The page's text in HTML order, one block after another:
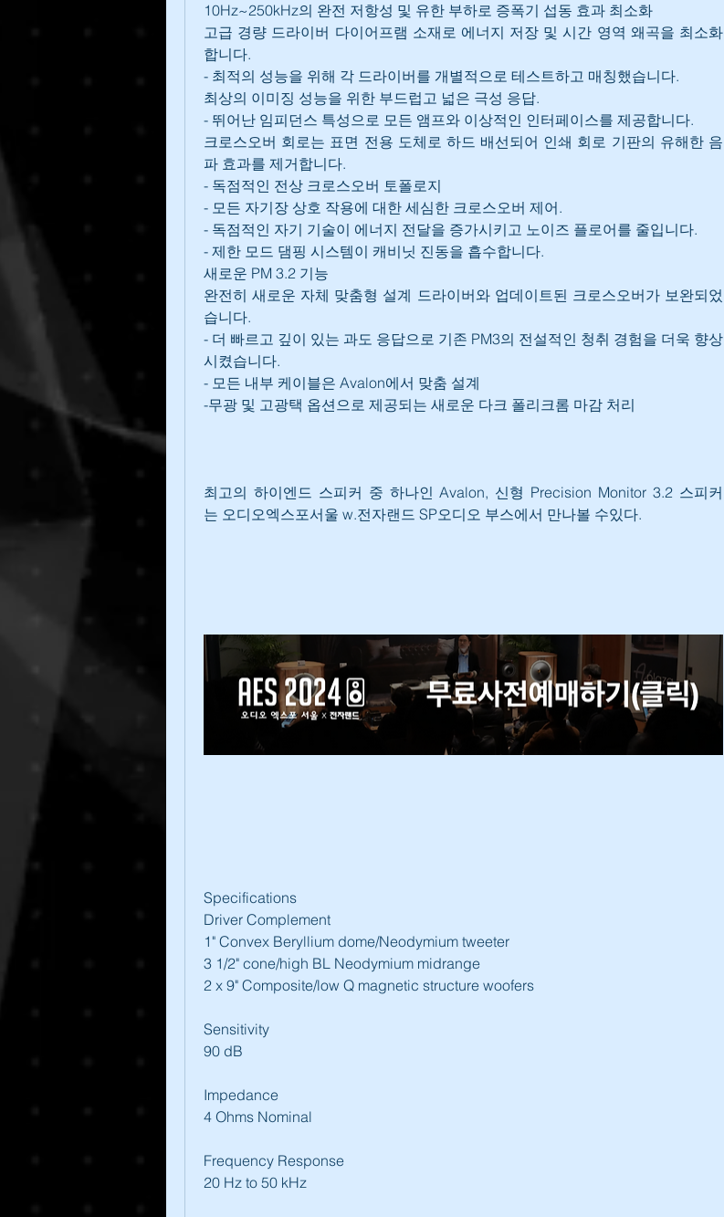
10Hz~250kHz의 완전 저항성 및 유한 부하로 증폭기 섭동 효과 최소화
고급 경량 드라이버 다이어프램 소재로 에너지 저장 및 시간 영역 왜곡을 최소화
합니다.
- 최적의 성능을 위해 각 드라이버를 개별적으로 테스트하고 매칭했습니다.
최상의 이미징 성능을 위한 부드럽고 넓은 극성 응답.
- 뛰어난 임피던스 특성으로 모든 앰프와 이상적인 인터페이스를 제공합니다.
크로스오버 회로는 표면 전용 도체로 하드 배선되어 인쇄 회로 기판의 유해한 음
파 효과를 제거합니다.
- 독점적인 전상 크로스오버 토폴로지
- 모든 자기장 상호 작용에 대한 세심한 크로스오버 제어.
- 독점적인 자기 기술이 에너지 전달을 증가시키고 노이즈 플로어를 줄입니다.
- 제한 모드 댐핑 시스템이 캐비닛 진동을 흡수합니다.
새로운 PM 3.2 기능
완전히 새로운 자체 맞춤형 설계 드라이버와 업데이트된 크로스오버가 보완되었
습니다.
- 더 빠르고 깊이 있는 과도 응답으로 기존 PM3의 전설적인 청취 경험을 더욱 향상
시켰습니다.
- 모든 내부 케이블은 Avalon에서 맞춤 설계
-무광 및 고광택 옵션으로 제공되는 새로운 다크 폴리크롬 마감 처리
최고의 하이엔드 스피커 중 하나인 Avalon, 신형 Precision Monitor 3.2 스피커
는 오디오엑스포서울 w.전자랜드 SP오디오 부스에서 만나볼 수있다.
Specifications
Driver Complement
1" Convex Beryllium dome/Neodymium tweeter
3 1/2" cone/high BL Neodymium midrange
2 x 9" Composite/low Q magnetic structure woofers
Sensitivity
90 dB
Impedance
4 Ohms Nominal
Frequency Response
20 Hz to 50 kHz